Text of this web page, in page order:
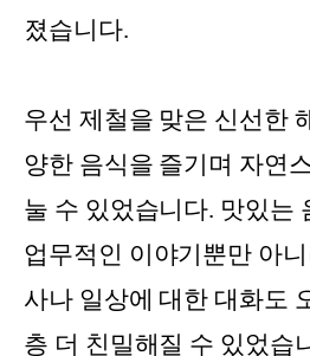
졌습니다.
우선 제철을 맞은 신선한
양한 음식을 즐기며 자연
눌 수 있었습니다. 맛있는
업무적인 이야기뿐만 아
사나 일상에 대한 대화도
층 더 친밀해질 수 있었습